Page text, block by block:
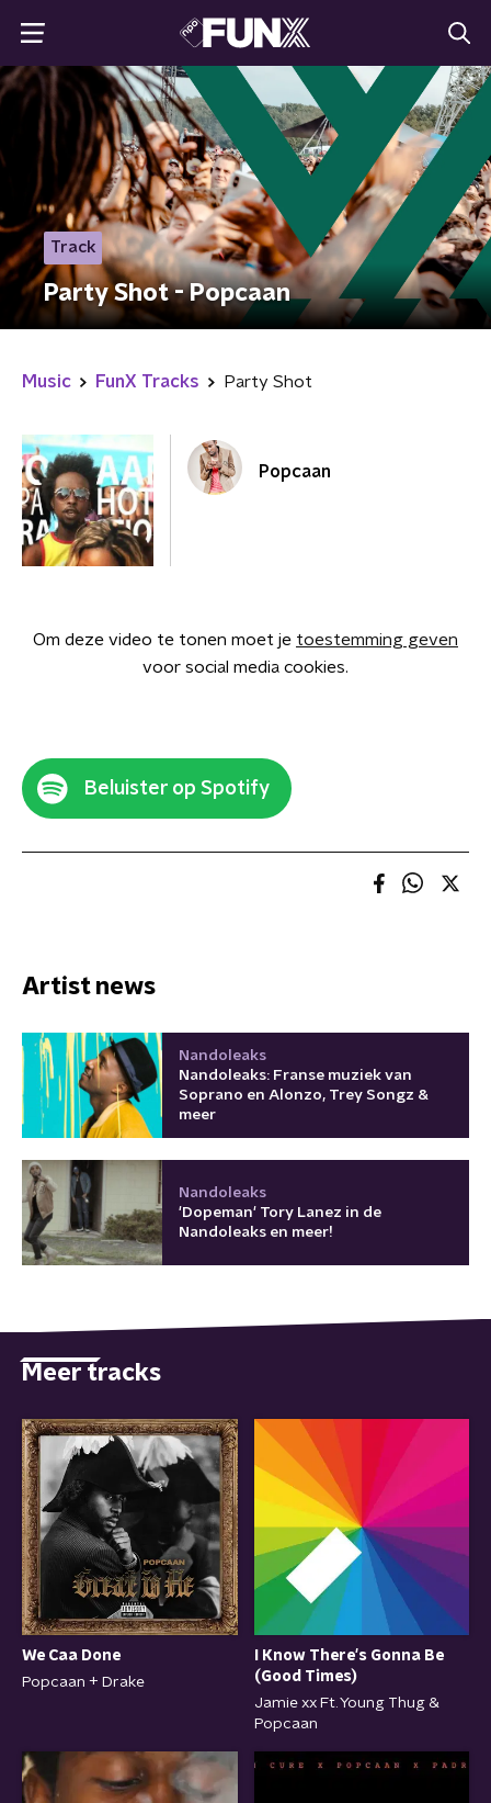
Track
Party Shot - Popcaan
Music FunX Tracks Party Shot
Popcaan
Om deze video te tonen moet je toestemming geven
voor social media cookies.
Beluister op Spotify
Artist news
Nandoleaks
Nandoleaks: Franse muziek van
Soprano en Alonzo, Trey Songz &
meer
Nandoleaks
'Dopeman' Tory Lanez in de
Nandoleaks en meer!
Meer tracks
We Caa Done
Popcaan + Drake
I Know There's Gonna Be
(Good Times)
Jamie xx Ft. Young Thug &
Popcaan